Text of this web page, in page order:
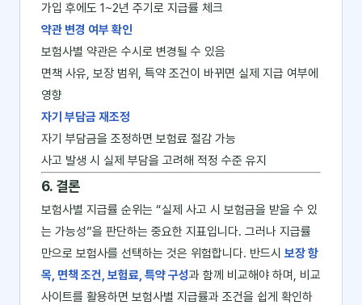
가입 후에도 1~2년 주기로 지급률 체크
약관 변경 여부 확인
보험사별 약관은 수시로 변경될 수 있음
면책 사유, 보장 범위, 특약 조건이 바뀌면 실제 지급 여부에
영향
자기 부담금 재조정
자기 부담금을 조정하면 보험료 절감 가능
사고 발생 시 실제 부담을 고려해 적정 수준 유지
6. 결론
보험사별 지급률 순위는 “실제 사고 시 보험금을 받을 수 있
는 가능성”을 판단하는 중요한 지표입니다. 그러나 지급률
만으로 보험사를 선택하는 것은 위험합니다. 반드시 보장 항
목, 면책 조건, 보험료, 특약 구성과 함께 비교해야 하며, 비교
사이트를 활용하면 보험사별 지급률과 조건을 쉽게 확인하